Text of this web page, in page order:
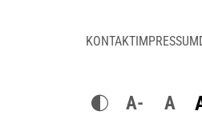
KONTAKTIMPRESSUM
A- A